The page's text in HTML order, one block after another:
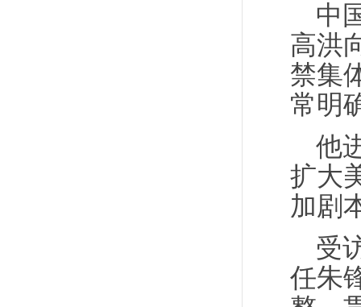
中
高洪
禁集
常明
他
扩大
加剧
受
任朱